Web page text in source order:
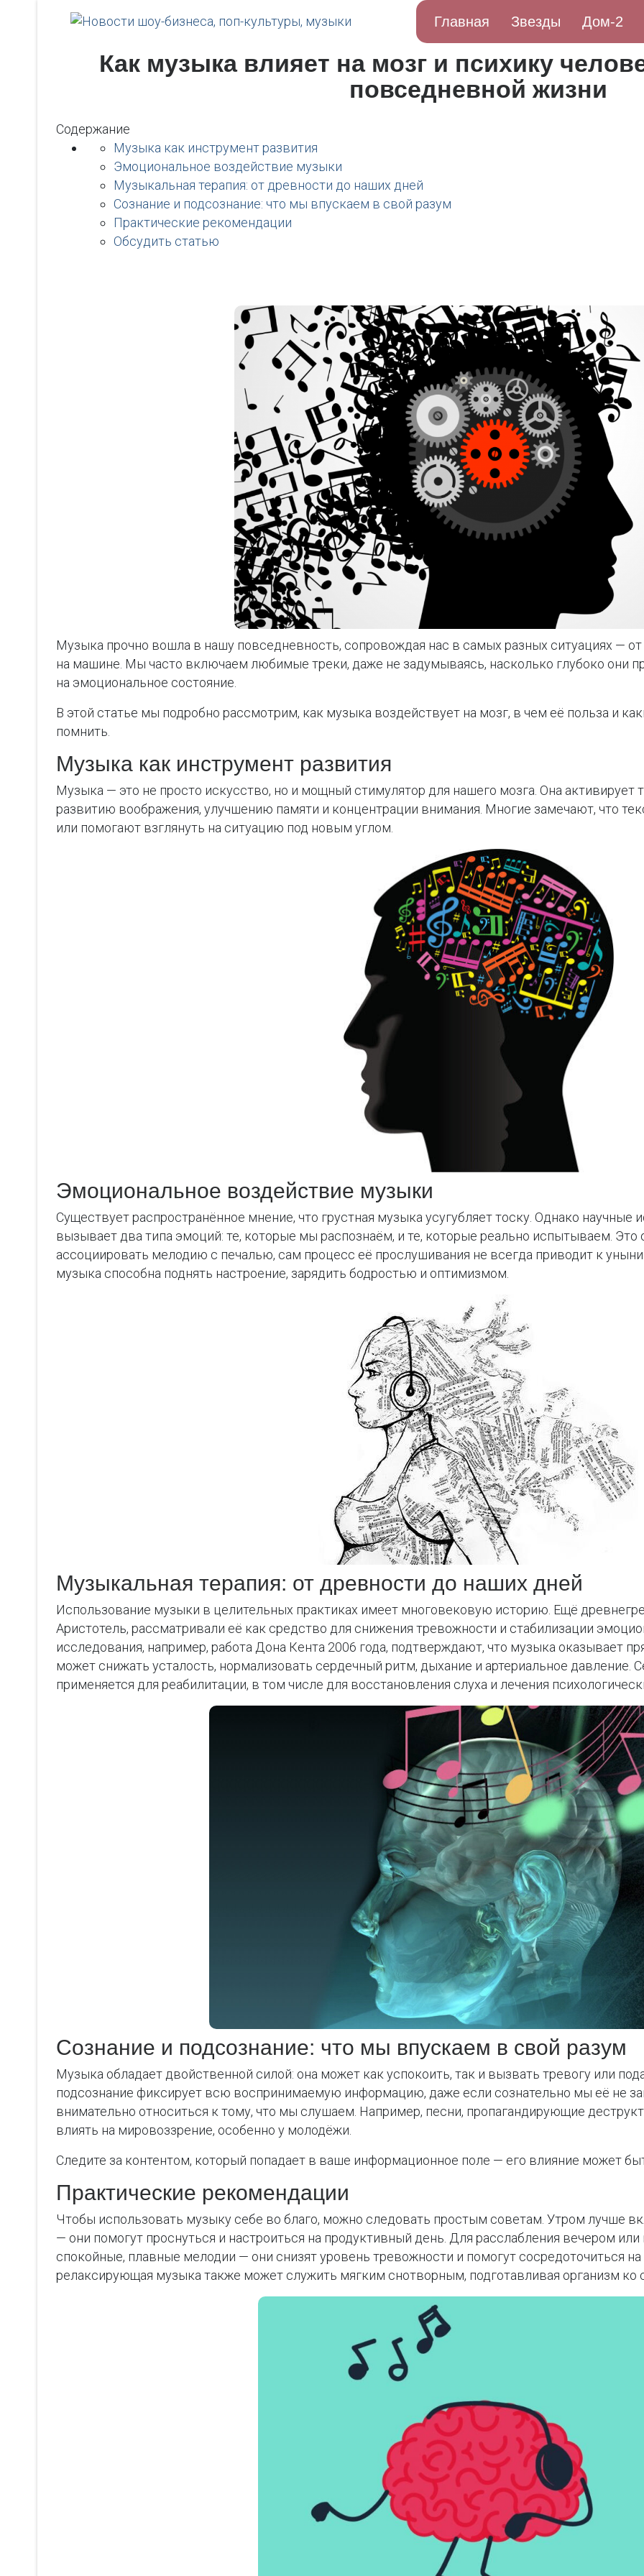
Главная Звезды Дом-2
Как музыка влияет на мозг и психику
повседневной жизни
Содержание
Музыка как инструмент развития
Эмоциональное воздействие музыки
Музыкальная терапия: от древности до наших дней
Сознание и подсознание: что мы впускаем в свой разум
Практические рекомендации
Обсудить статью
Музыка прочно вошла в нашу повседневность, сопровождая нас в самых разных ситуациях —
на машине. Мы часто включаем любимые треки, даже не задумываясь, насколько глубоко они
на эмоциональное состояние.
В этой статье мы подробно рассмотрим, как музыка воздействует на мозг, в чем её польза и
помнить.
Музыка как инструмент развития
Музыка — это не просто искусство, но и мощный стимулятор для нашего мозга. Она активирует
развитию воображения, улучшению памяти и концентрации внимания. Многие замечают, что
или помогают взглянуть на ситуацию под новым углом.
Эмоциональное воздействие музыки
Существует распространённое мнение, что грустная музыка усугубляет тоску. Однако
вызывает два типа эмоций: те, которые мы распознаём, и те, которые реально испытываем. Это
ассоциировать мелодию с печалью, сам процесс её прослушивания не всегда приводит к
музыка способна поднять настроение, зарядить бодростью и оптимизмом.
Музыкальная терапия: от древности до наших дней
Использование музыки в целительных практиках имеет многовековую историю. Ещё
Аристотель, рассматривали её как средство для снижения тревожности и стабилизации
исследования, например, работа Дона Кента 2006 года, подтверждают, что музыка оказывает
может снижать усталость, нормализовать сердечный ритм, дыхание и артериальное давление.
применяется для реабилитации, в том числе для восстановления слуха и лечения
Сознание и подсознание: что мы впускаем в свой разум
Музыка обладает двойственной силой: она может как успокоить, так и вызвать тревогу или
подсознание фиксирует всю воспринимаемую информацию, даже если сознательно мы её не
внимательно относиться к тому, что мы слушаем. Например, песни, пропагандирующие
влиять на мировоззрение, особенно у молодёжи.
Следите за контентом, который попадает в ваше информационное поле — его влияние может
Практические рекомендации
Чтобы использовать музыку себе во благо, можно следовать простым советам. Утром лучше
— они помогут проснуться и настроиться на продуктивный день. Для расслабления вечером
спокойные, плавные мелодии — они снизят уровень тревожности и помогут сосредоточиться
релаксирующая музыка также может служить мягким снотворным, подготавливая организм ко